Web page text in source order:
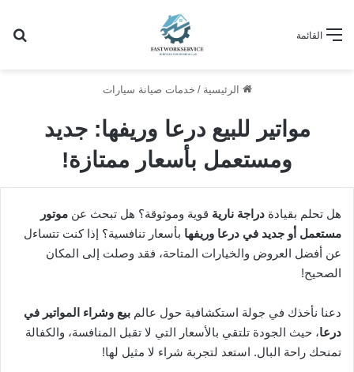
القائمة
الرئيسية / خدمات صيانة سيارات
مواتير للبيع درعا وريفها: جديد
ومستعمل بأسعار ممتازة!
هل تحلم بقيادة دراجة نارية قوية وموثوقة؟ هل تبحث عن موتور
مستعمل أو جديد في درعا وريفها بأسعار تنافسية؟ إذا كنت تتساءل
عن أفضل العروض والخيارات المتاحة، فقد وصلت إلى المكان
الصحيح!
دعنا نأخذك في جولة استكشافية حول عالم بيع وشراء المواتير في
درعا، حيث الجودة تلتقي بالأسعار التي لا تقبل المنافسة، والكفالة
تمنحك راحة البال. استعد لتجربة شراء لا مثيل لها!